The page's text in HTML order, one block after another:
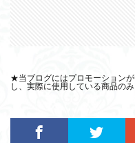
★当ブログにはプロモーション
し、実際に使用している商品のみ